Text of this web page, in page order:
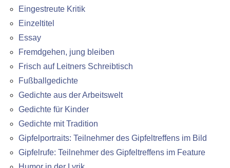
Eingestreute Kritik
Einzeltitel
Essay
Fremdgehen, jung bleiben
Frisch auf Leitners Schreibtisch
Fußballgedichte
Gedichte aus der Arbeitswelt
Gedichte für Kinder
Gedichte mit Tradition
Gipfelportraits: Teilnehmer des Gipfeltreffens im Bild
Gipfelrufe: Teilnehmer des Gipfeltreffens im Feature